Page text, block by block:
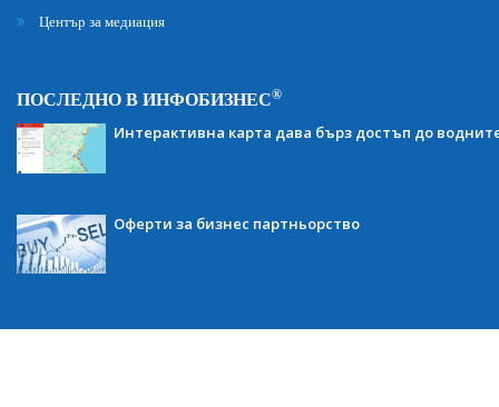
Център за медиация
ПОСЛЕДНО В ИНФОБИЗНЕС®
Интерактивна карта дава бърз достъп до
Оферти за бизнес партньорство